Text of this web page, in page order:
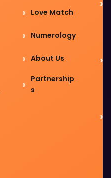
Love Match
Numerology
About Us
Partnership
s